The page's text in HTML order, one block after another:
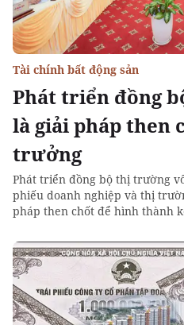
Phát triển đồng
là giải pháp then
trưởng
Tài chính bất động sản
Phát triển đồng bộ thị trường
phiếu doanh nghiệp và thị
pháp then chốt để hình thành